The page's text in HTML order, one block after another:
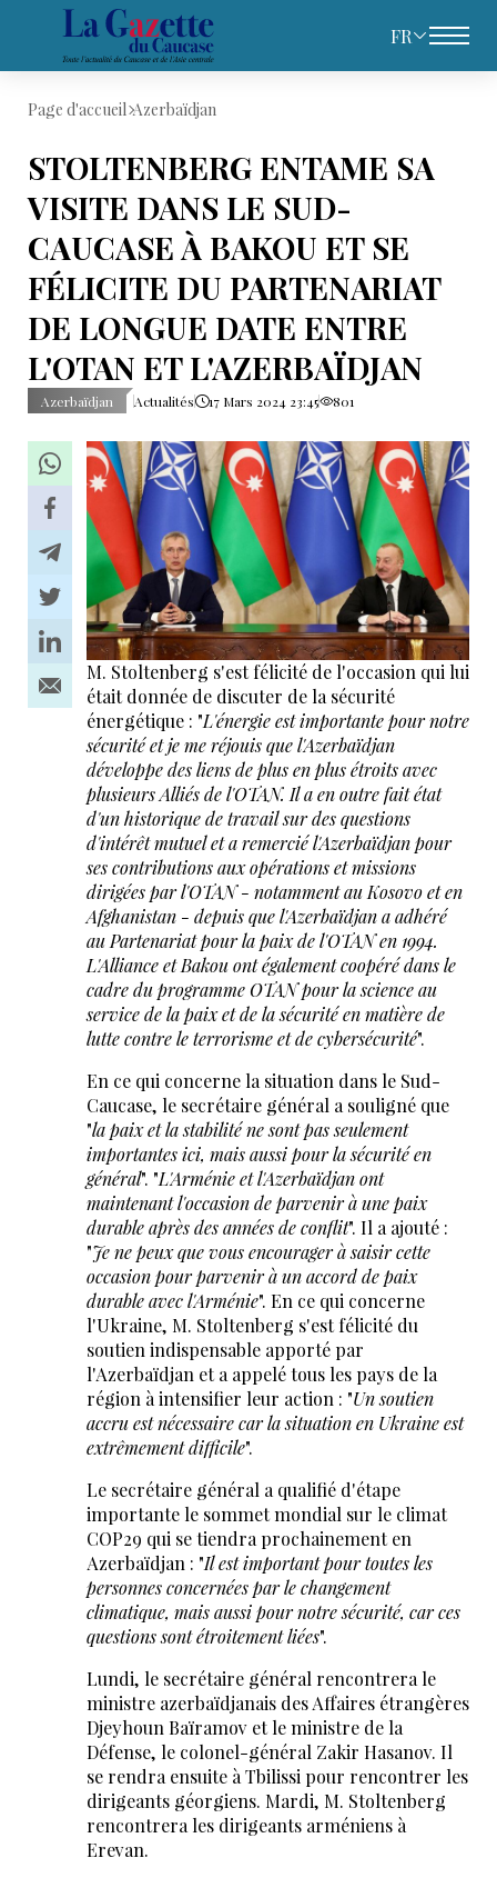
FR
Page d'accueil Azerbaïdjan
STOLTENBERG ENTAME SA
VISITE DANS LE SUD-
CAUCASE À BAKOU ET SE
FÉLICITE DU PARTENARIAT
DE LONGUE DATE ENTRE
L'OTAN ET L'AZERBAÏDJAN
Azerbaïdjan Actualités 17 Mars 2024 23:45 801
M. Stoltenberg s'est félicité de l'occasion qui lui
était donnée de discuter de la sécurité
énergétique : "L'énergie est importante pour notre
sécurité et je me réjouis que l'Azerbaïdjan
développe des liens de plus en plus étroits avec
plusieurs Alliés de l'OTAN. Il a en outre fait état
d'un historique de travail sur des questions
d'intérêt mutuel et a remercié l'Azerbaïdjan pour
ses contributions aux opérations et missions
dirigées par l'OTAN - notamment au Kosovo et en
Afghanistan - depuis que l'Azerbaïdjan a adhéré
au Partenariat pour la paix de l'OTAN en 1994.
L'Alliance et Bakou ont également coopéré dans le
cadre du programme OTAN pour la science au
service de la paix et de la sécurité en matière de
lutte contre le terrorisme et de cybersécurité".
En ce qui concerne la situation dans le Sud-
Caucase, le secrétaire général a souligné que
"la paix et la stabilité ne sont pas seulement
importantes ici, mais aussi pour la sécurité en
général". "L'Arménie et l'Azerbaïdjan ont
maintenant l'occasion de parvenir à une paix
durable après des années de conflit". Il a ajouté :
"Je ne peux que vous encourager à saisir cette
occasion pour parvenir à un accord de paix
durable avec l'Arménie". En ce qui concerne
l'Ukraine, M. Stoltenberg s'est félicité du
soutien indispensable apporté par
l'Azerbaïdjan et a appelé tous les pays de la
région à intensifier leur action : "Un soutien
accru est nécessaire car la situation en Ukraine est
extrêmement difficile".
Le secrétaire général a qualifié d'étape
importante le sommet mondial sur le climat
COP29 qui se tiendra prochainement en
Azerbaïdjan : "Il est important pour toutes les
personnes concernées par le changement
climatique, mais aussi pour notre sécurité, car ces
questions sont étroitement liées".
Lundi, le secrétaire général rencontrera le
ministre azerbaïdjanais des Affaires étrangères
Djeyhoun Baïramov et le ministre de la
Défense, le colonel-général Zakir Hasanov. Il
se rendra ensuite à Tbilissi pour rencontrer les
dirigeants géorgiens. Mardi, M. Stoltenberg
rencontrera les dirigeants arméniens à
Erevan.